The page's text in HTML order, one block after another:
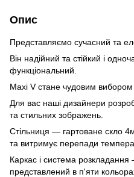
Опис
Представляємо сучасний та
Він надійний та стійкий і
функціональний.
Maxi V стане чудовим вибором
Для вас наші дизайнери
та стильних зображень.
Стільниця — гартоване скло
та витримує перепади
Каркас і система
представлений в п'яти